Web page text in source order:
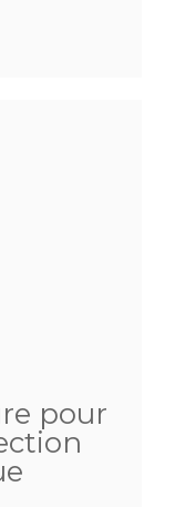
pour